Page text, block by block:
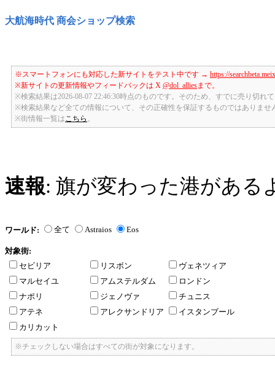
大航海時代 商会ショップ検索
※スマートフォンにも対応した新サイトをテスト中です → https://
※新サイトの更新情報やフィードバックは X @dol_alliesまで。
※検索結果は2026-08-07 22:46:30時点のものです。そのため、すでに売り切れ
※検索結果など全ての情報について、その正確性を保証するものではありませ
※街情報一覧は こちら
速報: 旗が変わった港がある
ワールド: 全て Astraios Eos
対象街:
セビリア
リスボン
ヴェネツィア
マルセイユ
アムステルダム
ロンドン
ナポリ
ジェノヴァ
チュニス
アテネ
アレクサンドリア
イスタンブール
カリカット
※チェックしない場合はすべての街が対象になります。